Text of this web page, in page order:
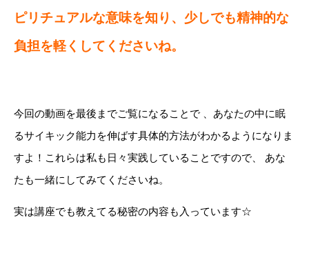
ピリチュアルな意味を知り、少しでも精神的な
負担を軽くしてくださいね。
今回の動画を最後までご覧になることで 、あなたの中に眠
るサイキック能力を伸ばす具体的方法がわかるようになりま
すよ！これらは私も日々実践していることですので、 あな
たも一緒にしてみてくださいね。
実は講座でも教えてる秘密の内容も入っています☆